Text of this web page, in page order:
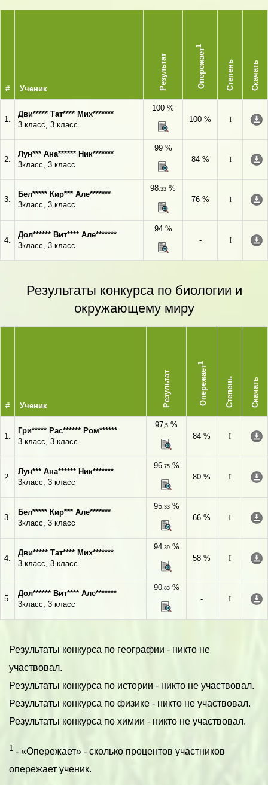
# Ученик Результат Опережает
1
Степень Скачать
1.
Дви***** Тат**** Мих*******
3 класс, 3 класс
100 %
100 %
I
2.
Лун*** Ана****** Ник*******
3класс, 3 класс
99 %
84 %
I
3.
Бел***** Кир*** Але*******
3класс, 3 класс
98,33 %
76 %
I
4.
Дол****** Вит**** Але*******
3класс, 3 класс
94 %
-
I
Результаты конкурса по биологии и
окружающему миру
# Ученик Результат Опережает
1
Степень Скачать
1.
Гри***** Рас****** Ром******
3 класс, 3 класс
97,5 %
84 %
I
2.
Лун*** Ана****** Ник*******
3класс, 3 класс
96,75%
80 %
I
3.
Бел***** Кир*** Але*******
3класс, 3 класс
95,33%
66 %
I
4.
Дви***** Тат**** Мих*******
3 класс, 3 класс
94,39%
58 %
I
5.
Дол****** Вит**** Але*******
3класс, 3 класс
90,83%
-
I
Результаты конкурса по географии - никто не
участвовал.
Результаты конкурса по истории - никто не участвовал.
Результаты конкурса по физике - никто не участвовал.
Результаты конкурса по химии - никто не участвовал.
1 - «Опережает» - сколько процентов участников
опережает ученик.